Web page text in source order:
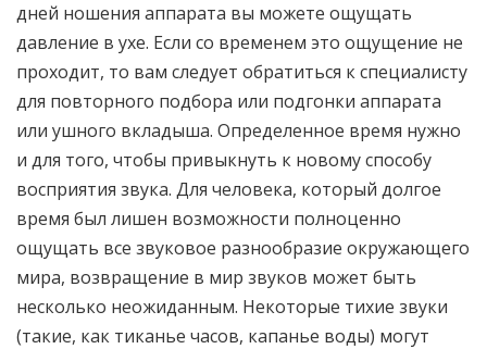
дней ношения аппарата вы можете ощущать
давление в ухе. Если со временем это ощущение не
проходит, то вам следует обратиться к специалисту
для повторного подбора или подгонки аппарата
или ушного вкладыша. Определенное время нужно
и для того, чтобы привыкнуть к новому способу
восприятия звука. Для человека, который долгое
время был лишен возможности полноценно
ощущать все звуковое разнообразие окружающего
мира, возвращение в мир звуков может быть
несколько неожиданным. Некоторые тихие звуки
(такие, как тиканье часов, капанье воды) могут